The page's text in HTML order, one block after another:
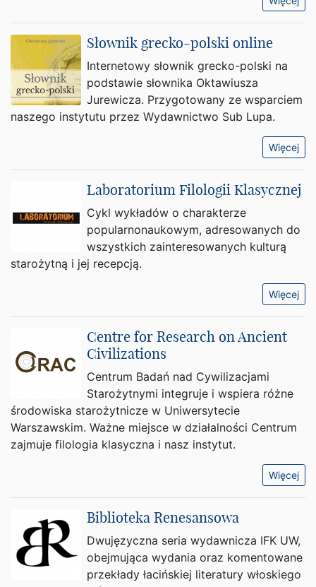
Słownik grecko-polski online
Internetowy słownik grecko-polski na
podstawie słownika Oktawiusza
Jurewicza. Przygotowany ze wsparciem
naszego instytutu przez Wydawnictwo Sub Lupa.
Więcej
Laboratorium Filologii Klasycznej
Cykl wykładów o charakterze
popularnonaukowym, adresowanych do
wszystkich zainteresowanych kulturą
starożytną i jej recepcją.
Więcej
Centre for Research on Ancient
Civilizations
Centrum Badań nad Cywilizacjami
Starożytnymi integruje i wspiera różne
środowiska starożytnicze w Uniwersytecie
Warszawskim. Ważne miejsce w działalności Centrum
zajmuje filologia klasyczna i nasz instytut.
Więcej
Biblioteka Renesansowa
Dwujęzyczna seria wydawnicza IFK UW,
obejmująca wydania oraz komentowane
przekłady łacińskiej literatury włoskiego